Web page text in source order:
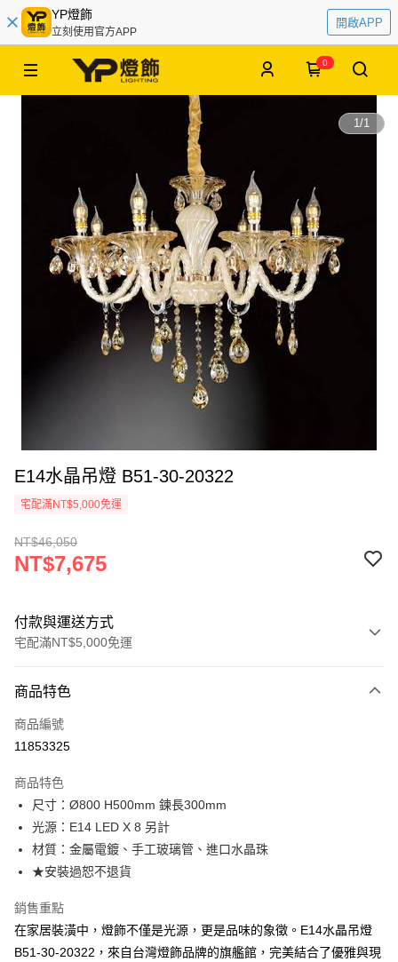
YP燈飾
立刻使用官方APP
開啟APP
0
1/1
E14水晶吊燈 B51-30-20322
宅配滿NT$5,000免運
NT$46,050
NT$7,675
付款與運送方式
宅配滿NT$5,000免運
信用卡一次付款
LINE Pay
街口支付
悠遊付
Google Pay
全盈+PAY
AFTEE先享後付
相關說明
商品特色
商品編號
11853325
商品特色
尺寸：Ø800 H500mm 鍊長300mm
光源：E14 LED X 8 另計
材質：金屬電鍍、手工玻璃管、進口水晶珠
★安裝過恕不退貨
銷售重點
在家居裝潢中，燈飾不僅是光源，更是品味的象徵。E14水晶吊燈
B51-30-20322，來自台灣燈飾品牌的旗艦館，完美結合了優雅與現